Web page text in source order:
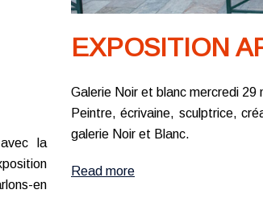
la
en
EXPOSITION
Galerie Noir et blanc mercredi 29
Peintre, écrivaine, sculptrice,
galerie Noir et Blanc.
Read more